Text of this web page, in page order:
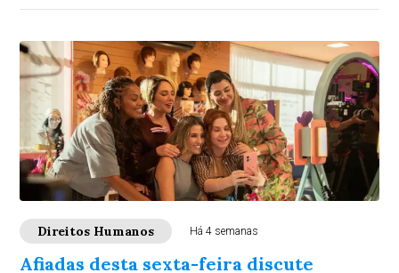
Direitos Humanos Há 4 semanas
Afiadas desta sexta-feira discute